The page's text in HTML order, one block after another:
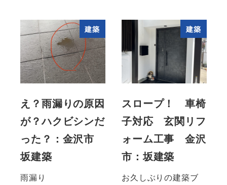
建築
え？雨漏りの原因
が？ハクビシンだ
った？：金沢市
坂建築
雨漏り
建築
スロープ！ 車椅
子対応 玄関リフ
ォーム工事 金沢
市：坂建築
お久しぶりの建築ブ